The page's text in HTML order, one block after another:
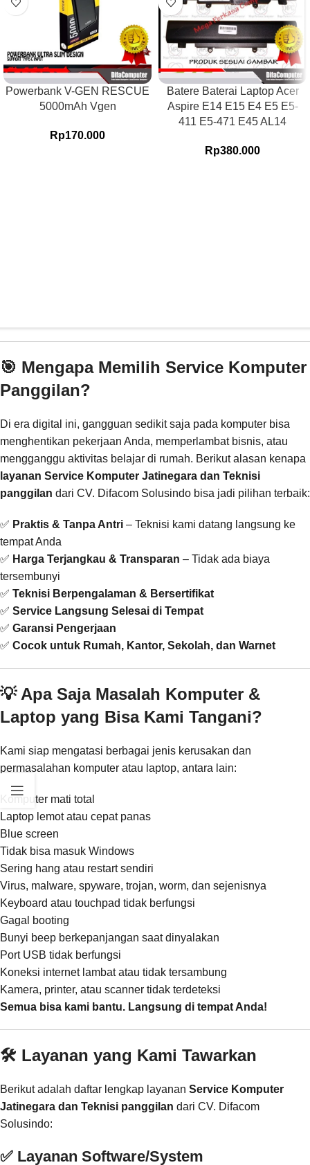
Powerbank V-GEN RESCUE
5000mAh Vgen
Rp170.000
Batere Baterai Laptop Acer
Aspire E14 E15 E4 E5 E5-
411 E5-471 E45 AL14
Rp380.000
🎯 Mengapa Memilih Service Komputer
Panggilan?
Di era digital ini, gangguan sedikit saja pada komputer bisa
menghentikan pekerjaan Anda, memperlambat bisnis, atau
mengganggu aktivitas belajar di rumah. Berikut alasan kenapa
layanan Service Komputer Jatinegara dan Teknisi
panggilan dari CV. Difacom Solusindo bisa jadi pilihan terbaik:
✅ Praktis & Tanpa Antri – Teknisi kami datang langsung ke
tempat Anda
✅ Harga Terjangkau & Transparan – Tidak ada biaya
tersembunyi
✅ Teknisi Berpengalaman & Bersertifikat
✅ Service Langsung Selesai di Tempat
✅ Garansi Pengerjaan
✅ Cocok untuk Rumah, Kantor, Sekolah, dan Warnet
💡 Apa Saja Masalah Komputer &
Laptop yang Bisa Kami Tangani?
Kami siap mengatasi berbagai jenis kerusakan dan
permasalahan komputer atau laptop, antara lain:
Komputer mati total
Laptop lemot atau cepat panas
Blue screen
Tidak bisa masuk Windows
Sering hang atau restart sendiri
Virus, malware, spyware, trojan, worm, dan sejenisnya
Keyboard atau touchpad tidak berfungsi
Gagal booting
Bunyi beep berkepanjangan saat dinyalakan
Port USB tidak berfungsi
Koneksi internet lambat atau tidak tersambung
Kamera, printer, atau scanner tidak terdeteksi
Semua bisa kami bantu. Langsung di tempat Anda!
🛠️ Layanan yang Kami Tawarkan
Berikut adalah daftar lengkap layanan Service Komputer
Jatinegara dan Teknisi panggilan dari CV. Difacom
Solusindo:
✅ Layanan Software/System